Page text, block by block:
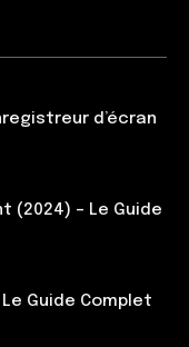
d’écran
(2024) – Le Guide
Guide Complet